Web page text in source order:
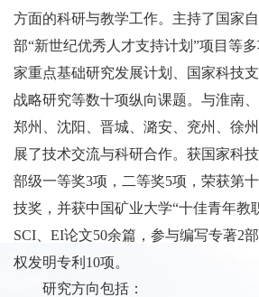
方面的科研与教学工作。主持了国家
部“新世纪优秀人才支持计划”项目等
家重点基础研究发展计划、国家科技
战略研究等数十项纵向课题。与淮南
郑州、沈阳、晋城、潞安、兖州、徐
展了技术交流与科研合作。获国家科
部级一等奖3项，二等奖5项，荣获第
技奖，并获中国矿业大学“十佳青年教
SCI
EI论文50余篇，参与编写专著2
权发明专利 10项。
研究方向包括：